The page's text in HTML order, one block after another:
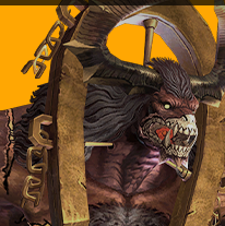
게임 특징
서버가이드
신병훈련소
세부가이드
통합보급센터
통
공